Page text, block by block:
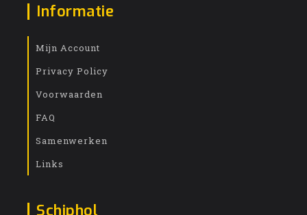
Informatie
Mijn Account
Privacy Policy
Voorwaarden
FAQ
Samenwerken
Links
Schiphol